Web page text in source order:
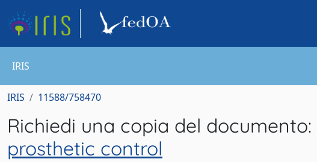
IRIS
IRIS 11588/758470
Richiedi una copia del documento:
prosthetic control